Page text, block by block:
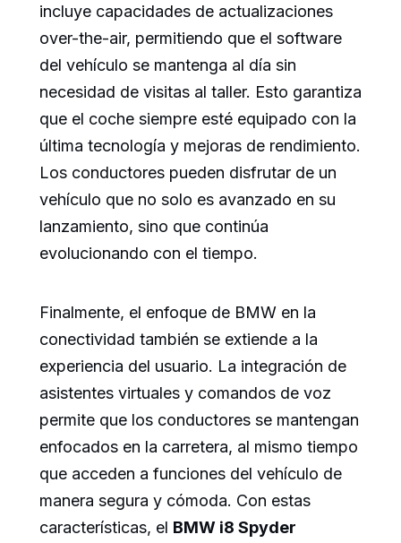
incluye capacidades de actualizaciones
over-the-air, permitiendo que el software
del vehículo se mantenga al día sin
necesidad de visitas al taller. Esto garantiza
que el coche siempre esté equipado con la
última tecnología y mejoras de rendimiento.
Los conductores pueden disfrutar de un
vehículo que no solo es avanzado en su
lanzamiento, sino que continúa
evolucionando con el tiempo.
Finalmente, el enfoque de BMW en la
conectividad también se extiende a la
experiencia del usuario. La integración de
asistentes virtuales y comandos de voz
permite que los conductores se mantengan
enfocados en la carretera, al mismo tiempo
que acceden a funciones del vehículo de
manera segura y cómoda. Con estas
características, el BMW i8 Spyder